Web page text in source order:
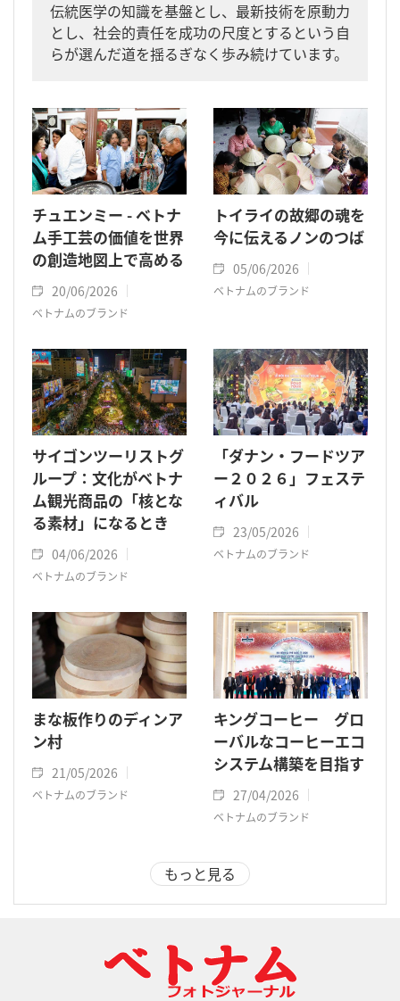
伝統医学の知識を基盤とし、最新技術を原動力
とし、社会的責任を成功の尺度とするという自
らが選んだ道を揺るぎなく歩み続けています。
チュエンミー - ベトナ
ム手工芸の価値を世界
の創造地図上で高める
20/06/2026
ベトナムのブランド
トイライの故郷の魂を
今に伝えるノンのつば
05/06/2026
ベトナムのブランド
サイゴンツーリストグ
ループ：文化がベトナ
ム観光商品の「核とな
る素材」になるとき
04/06/2026
ベトナムのブランド
「ダナン・フードツア
ー２０２６」フェステ
ィバル
23/05/2026
ベトナムのブランド
まな板作りのディンア
ン村
21/05/2026
ベトナムのブランド
キングコーヒー グロ
ーバルなコーヒーエコ
システム構築を目指す
27/04/2026
ベトナムのブランド
もっと見る